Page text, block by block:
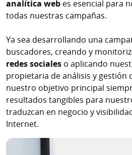
analítica web es esencial para
todas nuestras campañas.
Ya sea desarrollando una
buscadores, creando y
redes sociales o aplicando
propietaria de análisis y gestión
nuestro objetivo principal
resultados tangibles para
traduzcan en negocio y
Internet.